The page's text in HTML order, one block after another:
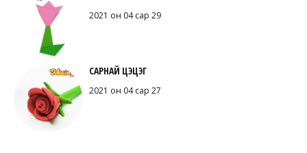
2021 он 04 сар 29
САРНАЙ ЦЭЦЭГ
2021 он 04 сар 27